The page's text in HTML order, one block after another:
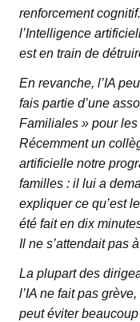
renforcement
l’Intelligence
est en train de
En revanche, l’IA
fais partie d’une
Familiales » pour
Récemment un
artificielle notre
familles : il lui a
expliquer ce qu’est
été fait en dix
Il ne s’attendait pas
La plupart des
l’IA ne fait pas
peut éviter beaucoup